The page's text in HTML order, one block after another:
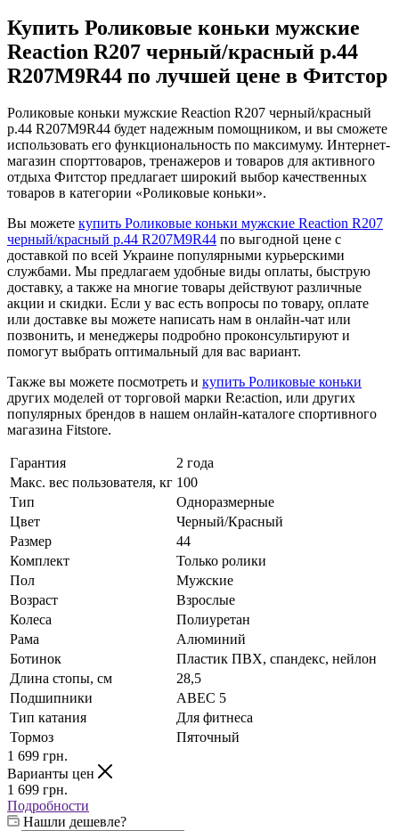
Купить Роликовые коньки мужские
Reaction R207 черный/красный р.44
R207M9R44 по лучшей цене в Фитстор
Роликовые коньки мужские Reaction R207 черный/красный
р.44 R207M9R44 будет надежным помощником, и вы сможете
использовать его функциональность по максимуму. Интернет-
магазин спорттоваров, тренажеров и товаров для активного
отдыха Фитстор предлагает широкий выбор качественных
товаров в категории «Роликовые коньки».
Вы можете купить Роликовые коньки мужские Reaction R207
черный/красный р.44 R207M9R44 по выгодной цене с
доставкой по всей Украине популярными курьерскими
службами. Мы предлагаем удобные виды оплаты, быструю
доставку, а также на многие товары действуют различные
акции и скидки. Если у вас есть вопросы по товару, оплате
или доставке вы можете написать нам в онлайн-чат или
позвонить, и менеджеры подробно проконсультируют и
помогут выбрать оптимальный для вас вариант.
Также вы можете посмотреть и купить Роликовые коньки
других моделей от торговой марки Re:action, или других
популярных брендов в нашем онлайн-каталоге спортивного
магазина Fitstore.
Гарантия
2 года
Макс. вес пользователя, кг 100
Тип
Одноразмерные
Цвет
Черный/Красный
Размер
44
Комплект
Только ролики
Пол
Мужские
Возраст
Взрослые
Колеса
Полиуретан
Рама
Алюминий
Ботинок
Пластик ПВХ, спандекс, нейлон
Длина стопы, см
28,5
Подшипники
ABEC 5
Тип катания
Для фитнеса
Тормоз
Пяточный
1 699 грн.
Варианты цен
1 699 грн.
Подробности
Нашли дешевле?